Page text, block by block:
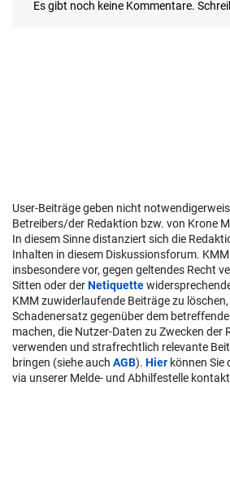
User-Beiträge geben nicht
Betreibers/der Redaktion bzw. von Krone
In diesem Sinne distanziert sich die
Inhalten in diesem Diskussionsforum.
insbesondere vor, gegen geltendes Recht
Sitten oder derNetiquette
KMM zuwiderlaufende Beiträge zu
Schadenersatz gegenüber dem
machen, die Nutzer-Daten zu Zwecken der
verwenden und strafrechtlich relevante
bringen (siehe auch AGB). Hier können Sie
via unserer Melde- und Abhilfestelle